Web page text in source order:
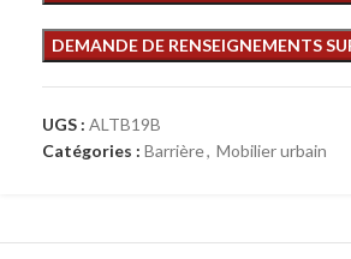
UGS : ALTB19B
Catégories : Barrière, Mobilier urbain